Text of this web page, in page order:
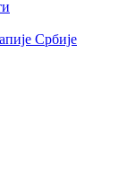
Србије